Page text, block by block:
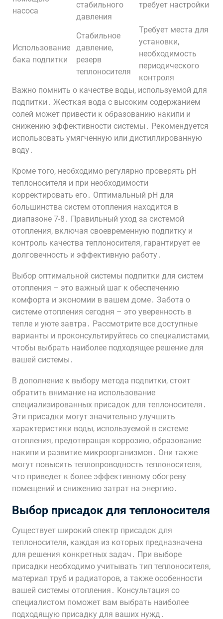
насоса
стабильного
давления
требует настройки
Использование
бака подпитки
Стабильное
давление,
резерв
теплоносителя
Требует места для
установки,
необходимость
периодического
контроля
Важно помнить о качестве воды, используемой для
подпитки․ Жесткая вода с высоким содержанием
солей может привести к образованию накипи и
снижению эффективности системы․ Рекомендуется
использовать умягченную или дистиллированную
воду․
Кроме того, необходимо регулярно проверять pH
теплоносителя и при необходимости
корректировать его․ Оптимальный pH для
большинства систем отопления находится в
диапазоне 7-8․ Правильный уход за системой
отопления, включая своевременную подпитку и
контроль качества теплоносителя, гарантирует ее
долговечность и эффективную работу․
Выбор оптимальной системы подпитки для систем
отопления – это важный шаг к обеспечению
комфорта и экономии в вашем доме․ Забота о
системе отопления сегодня – это уверенность в
тепле и уюте завтра․ Рассмотрите все доступные
варианты и проконсультируйтесь со специалистами,
чтобы выбрать наиболее подходящее решение для
вашей системы․
В дополнение к выбору метода подпитки, стоит
обратить внимание на использование
специализированных присадок для теплоносителя․
Эти присадки могут значительно улучшить
характеристики воды, используемой в системе
отопления, предотвращая коррозию, образование
накипи и развитие микроорганизмов․ Они также
могут повысить теплопроводность теплоносителя,
что приведет к более эффективному обогреву
помещений и снижению затрат на энергию․
Выбор присадок для теплоносителя
Существует широкий спектр присадок для
теплоносителя, каждая из которых предназначена
для решения конкретных задач․ При выборе
присадки необходимо учитывать тип теплоносителя,
материал труб и радиаторов, а также особенности
вашей системы отопления․ Консультация со
специалистом поможет вам выбрать наиболее
подходящую присадку для ваших нужд․